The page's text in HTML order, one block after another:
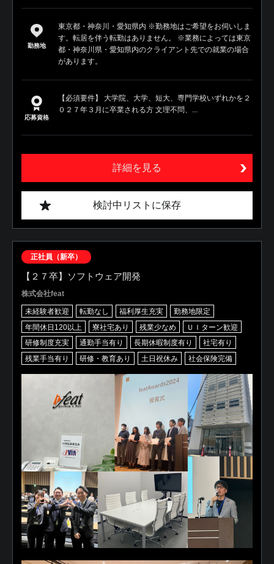
勤務地
東京都・神奈川・愛知県内 ※勤務地はご希望をお伺いしま
す。転居を伴う転勤はありません。 ※業務によっては東京
都・神奈川県・愛知県内のクライアント先での就業の場合
があります。
応募資格
【必須要件】 大学院、大学、短大、専門学校いずれかを２
０２７年３月に卒業される方 文理不問、...
詳細を見る
検討中リストに保存
正社員（新卒）
【２７卒】ソフトウェア開発
株式会社feat
未経験者歓迎 転勤なし 福利厚生充実
勤務地限定
年間休日120以上
寮社宅あり 残業少なめ
ＵＩターン歓迎
研修制度充実
通勤手当有り 長期休暇制度有り
社宅有り
残業手当有り
研修・教育あり 土日祝休み 社会保険完備